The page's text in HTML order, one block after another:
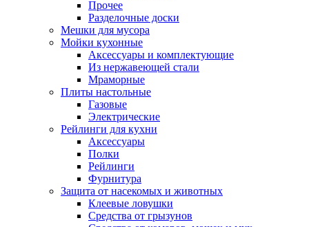
Прочее
Разделочные доски
Мешки для мусора
Мойки кухонные
Аксессуары и комплектующие
Из нержавеющей стали
Мраморные
Плиты настольные
Газовые
Электрические
Рейлинги для кухни
Аксессуары
Полки
Рейлинги
Фурнитура
Защита от насекомых и животных
Клеевые ловушки
Средства от грызунов